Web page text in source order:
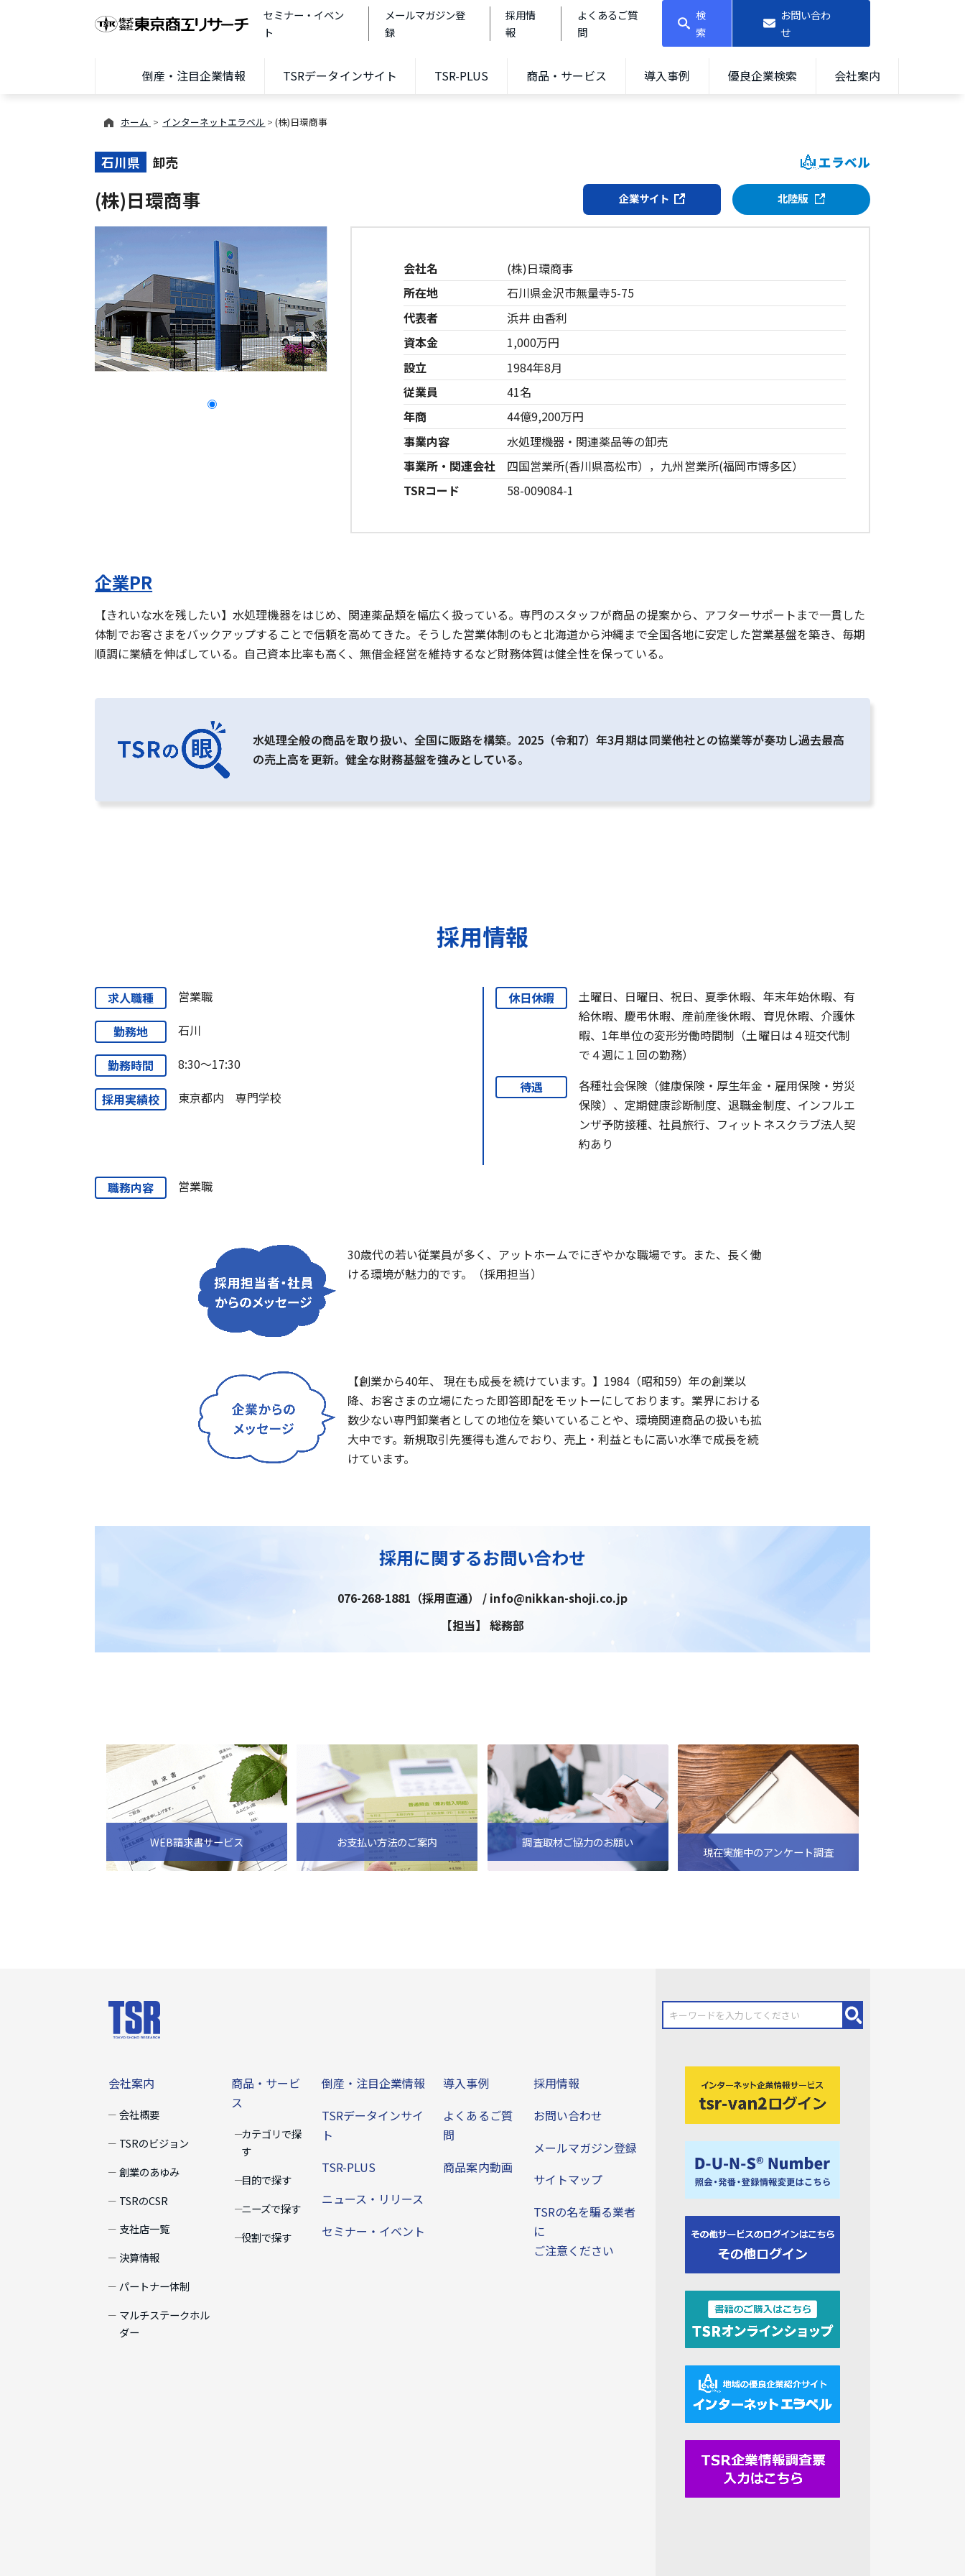
セミナー・イベン
ト
メールマガジン登
録
採用情
報
よくあるご質
問
検
索
お問い合わ
せ
倒産・注目企業情報 TSRデータインサイト TSR-PLUS 商品・サービス 導入事例 優良企業検索 会社案内
ホーム インターネットエラベル (株)日環商事
石川県 卸売 エラベル
(株)日環商事 企業サイト 北陸版
会社名
(株)日環商事
所在地
石川県金沢市無量寺5-75
代表者
浜井 由香利
資本金
1,000万円
設立
1984年8月
従業員
41名
年商
44億9,200万円
事業内容
水処理機器・関連薬品等の卸売
事業所・関連会社
四国営業所(香川県高松市），九州営業所(福岡市博多区）
TSRコード
58-009084-1
企業PR
【きれいな水を残したい】水処理機器をはじめ、関連薬品類を幅広く扱っている。専門のスタッフが商品の提案から、アフターサポートまで一貫した
体制でお客さまをバックアップすることで信頼を高めてきた。そうした営業体制のもと北海道から沖縄まで全国各地に安定した営業基盤を築き、毎期
順調に業績を伸ばしている。自己資本比率も高く、無借金経営を維持するなど財務体質は健全性を保っている。
水処理全般の商品を取り扱い、全国に販路を構築。2025（令和7）年3月期は同業他社との協業等が奏功し過去最高
の売上高を更新。健全な財務基盤を強みとしている。
採用情報
求人職種 営業職
勤務地 石川
勤務時間 8:30～17:30
採用実績校 東京都内 専門学校
休日休暇
土曜日、日曜日、祝日、夏季休暇、年末年始休暇、有
給休暇、慶弔休暇、産前産後休暇、育児休暇、介護休
暇、1年単位の変形労働時間制（土曜日は４班交代制
で４週に１回の勤務）
待遇
各種社会保険（健康保険・厚生年金・雇用保険・労災
保険）、定期健康診断制度、退職金制度、インフルエ
ンザ予防接種、社員旅行、フィットネスクラブ法人契
約あり
職務内容 営業職
30歳代の若い従業員が多く、アットホームでにぎやかな職場です。また、長く働
ける環境が魅力的です。（採用担当）
【創業から40年、 現在も成長を続けています。】1984（昭和59）年の創業以
降、お客さまの立場にたった即答即配をモットーにしております。業界における
数少ない専門卸業者としての地位を築いていることや、環境関連商品の扱いも拡
大中です。新規取引先獲得も進んでおり、売上・利益ともに高い水準で成長を続
けています。
採用に関するお問い合わせ
076-268-1881（採用直通） / info@nikkan-shoji.co.jp
【担当】 総務部
WEB請求書サービス お支払い方法のご案内 調査取材ご協力のお願い
現在実施中のアンケート調査
会社案内
会社概要
TSRのビジョン
創業のあゆみ
TSRのCSR
支社店一覧
決算情報
パートナー体制
マルチステークホル
ダー
商品・サービ
ス
カテゴリで探
す
目的で探す
ニーズで探す
役割で探す
倒産・注目企業情報
TSRデータインサイ
ト
TSR-PLUS
ニュース・リリース
セミナー・イベント
導入事例
よくあるご質
問
商品案内動画
採用情報
お問い合わせ
メールマガジン登録
サイトマップ
TSRの名を騙る業者
に
ご注意ください